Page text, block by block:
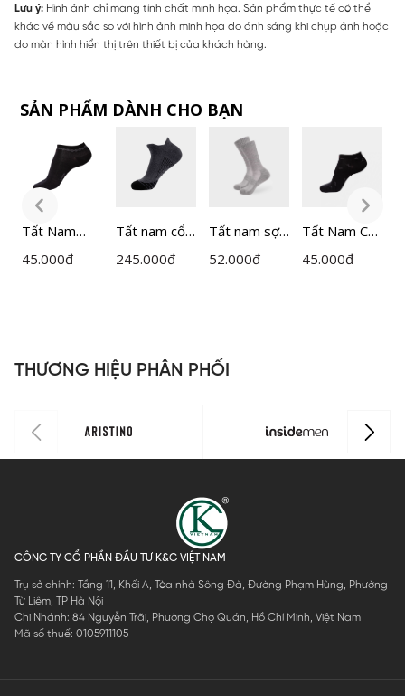
Lưu ý: Hình ảnh chỉ mang tính chất minh họa. Sản phẩm thực tế có thể
khác về màu sắc so với hình ảnh minh họa do ánh sáng khi chụp ảnh hoặc
do màn hình hiển thị trên thiết bị của khách hàng.
SẢN PHẨM DÀNH CHO BẠN
Tất Nam
Bizmen
45.000đ
Tất nam cổ
ngắn
245.000đ
Tất nam sợi
đệm xù
52.000đ
Tất Nam Cổ
Ngắn
45.000đ
THƯƠNG HIỆU PHÂN PHỐI
CÔNG TY CỔ PHẦN ĐẦU TƯ K&G VIỆT NAM
Trụ sở chính: Tầng 11, Khối A, Tòa nhà Sông Đà, Đường Phạm Hùng, Phường
Từ Liêm, TP Hà Nội
Chi Nhánh: 84 Nguyễn Trãi, Phường Chợ Quán, Hồ Chí Minh, Việt Nam
Mã số thuế: 0105911105